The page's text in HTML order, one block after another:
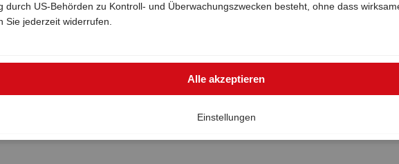
durch US-Behörden zu Kontroll- und Überwachungszwecken besteht, ohne dass
Sie jederzeit widerrufen.
Einstellungen
Alle akzeptieren